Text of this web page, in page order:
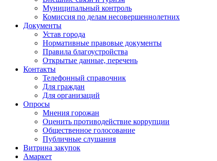
Муниципальный контроль
Комиссия по делам несовершеннолетних
Документы
Устав города
Нормативные правовые документы
Правила благоустройства
Открытые данные, перечень
Контакты
Телефонный справочник
Для граждан
Для организаций
Опросы
Мнения горожан
Оценить противодействие коррупции
Общественное голосование
Публичные слушания
Витрина закупок
Амаркет